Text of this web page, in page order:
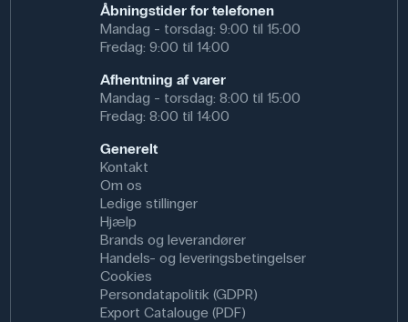
Åbningstider for telefonen
Mandag - torsdag: 9:00 til 15:00
Fredag: 9:00 til 14:00
Afhentning af varer
Mandag - torsdag: 8:00 til 15:00
Fredag: 8:00 til 14:00
Generelt
Kontakt
Om os
Ledige stillinger
Hjælp
Brands og leverandører
Handels- og leveringsbetingelser
Cookies
Persondatapolitik (GDPR)
Export Catalouge (PDF)